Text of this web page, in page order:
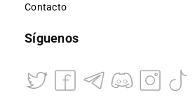
Contacto
Síguenos